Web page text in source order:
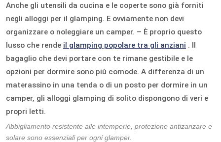
Anche gli utensili da cucina e le coperte sono già forniti
negli alloggi per il glamping. E ovviamente non devi
organizzare o noleggiare un camper. – È proprio questo
lusso che rende il glamping popolare tra gli anziani . Il
bagaglio che devi portare con te rimane gestibile e le
opzioni per dormire sono più comode. A differenza di un
materassino in una tenda o di un posto per dormire in un
camper, gli alloggi glamping di solito dispongono di veri e
propri letti.
Abbigliamento resistente alle intemperie, protezione antizanzare e
solare sono essenziali per ogni glamper.